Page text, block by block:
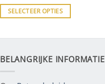
SELECTEER OPTIES
BELANGRIJKE INFORMATIE